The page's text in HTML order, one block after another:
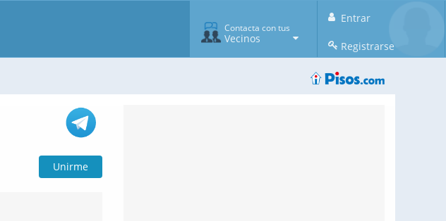
Entrar
Registrarse
Contacta con tus
Vecinos
Unirme